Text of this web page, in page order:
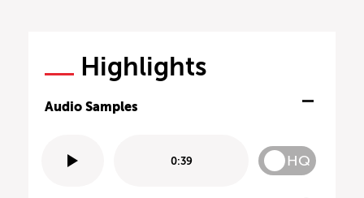
Highlights
Audio Samples
0:39 HQ